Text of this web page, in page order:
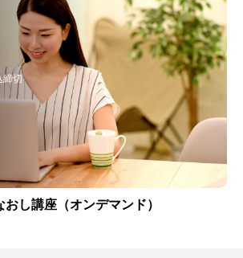
締切
し講座（オンデマンド）